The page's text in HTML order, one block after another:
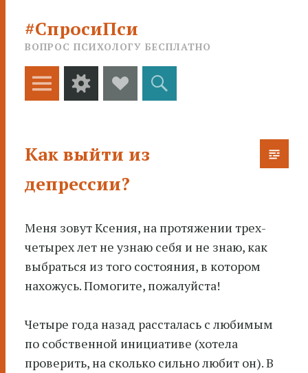
#СпросиПси
ВОПРОС ПСИХОЛОГУ БЕСПЛАТНО
Меню ВиджетыSocial
Links
Поиск
Как выйти из
депрессии?
Меня зовут Ксения, на протяжении трех-
четырех лет не узнаю себя и не знаю, как
выбраться из того состояния, в котором
нахожусь. Помогите, пожалуйста!
Четыре года назад рассталась с любимым
по собственной инициативе (хотела
проверить, на сколько сильно любит он). В